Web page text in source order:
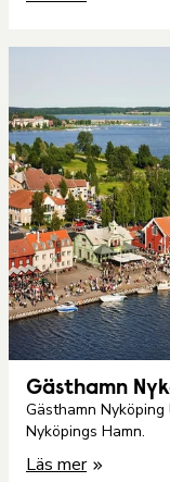
Gästhamn
Gästhamn
Nyköpings Hamn.
Läs mer